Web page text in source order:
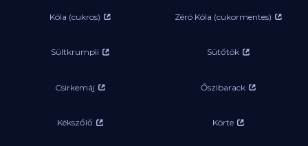
Kóla (cukros) Zéró Kóla (cukormentes)
Sültkrumpli Sütőtök
Csirkemáj Őszibarack
Kékszőlő Körte